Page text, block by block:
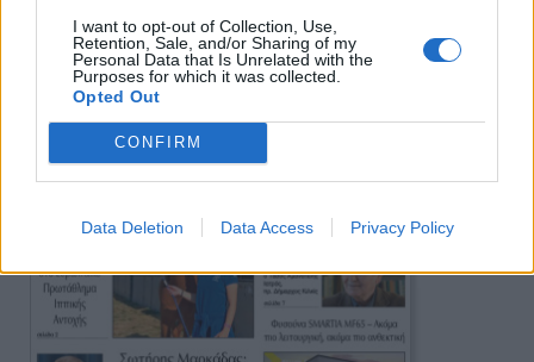
I want to opt-out of Collection, Use,
Retention, Sale, and/or Sharing of my
Personal Data that Is Unrelated with the
Purposes for which it was collected.
Opted Out
CONFIRM
Data Deletion Data Access Privacy Policy